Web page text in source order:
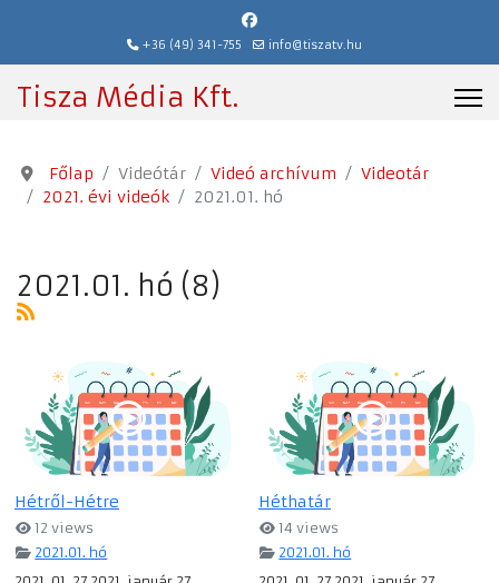
+36 (49) 341-755 info@tiszatv.hu
Tisza Média Kft.
Főlap Videótár Videó archívum
Videotár
2021. évi videók
2021.01. hó
2021.01. hó (8)
Hétről-Hétre
12 views
2021.01. hó
Héthatár
14 views
2021.01. hó